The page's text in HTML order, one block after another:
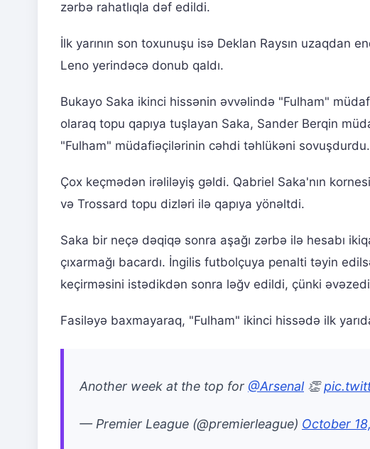
zərbə rahatlıqla dəf edildi.
İlk yarının son toxunuşu isə Deklan Raysın
Leno yerindəcə donub qaldı.
Bukayo Saka ikinci hissənin əvvəlində "Fulham"
olaraq topu qapıya tuşlayan Saka, Sander Berqin
"Fulham" müdafiəçilərinin cəhdi təhlükəni sovuşdurdu.
Çox keçmədən irəliləyiş gəldi. Qabriel Saka'nın
və Trossard topu dizləri ilə qapıya yönəltdi.
Saka bir neçə dəqiqə sonra aşağı zərbə ilə hesabı
çıxarmağı bacardı. İngilis futbolçuya penalti təyin
keçirməsini istədikdən sonra ləğv edildi, çünki
Fasiləyə baxmayaraq, "Fulham" ikinci hissədə ilk
Another week at the top for @Arsenal👏
— Premier League (@premierleague) October